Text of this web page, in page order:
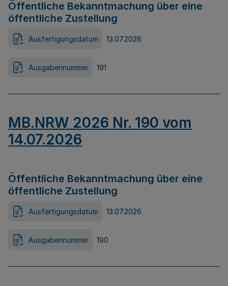
Öffentliche Bekanntmachung über eine
öffentliche Zustellung
Ausfertigungsdatum 13.07.2026
Ausgabennummer 191
MB.NRW 2026 Nr. 190 vom
14.07.2026
Öffentliche Bekanntmachung über eine
öffentliche Zustellung
Ausfertigungsdatum 13.07.2026
Ausgabennummer 190